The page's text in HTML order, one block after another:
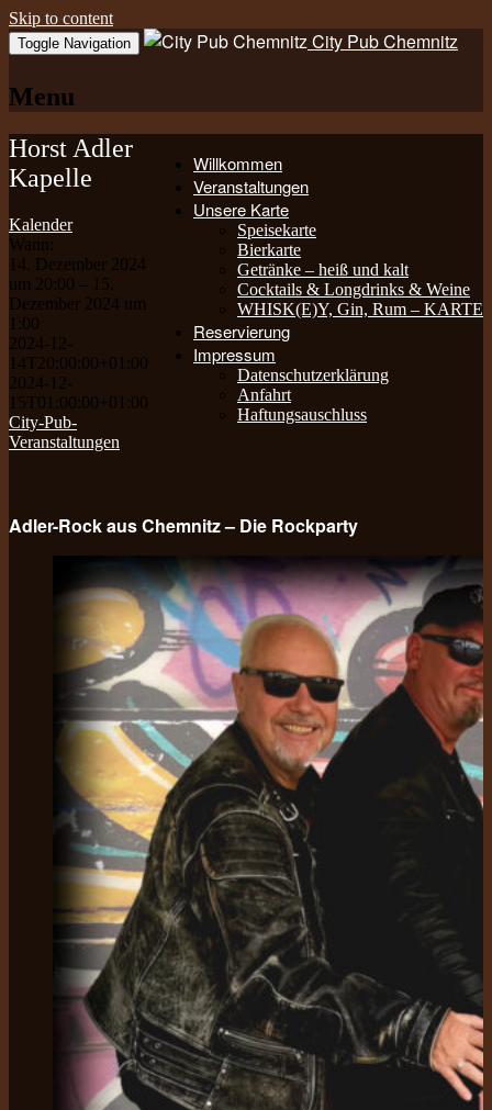
Skip to content
Toggle Navigation City Pub Chemnitz
Menu
Willkommen
Veranstaltungen
Unsere Karte
Speisekarte
Bierkarte
Getränke – heiß und kalt
Cocktails & Longdrinks & Weine
WHISK(E)Y, Gin, Rum – KARTE
Reservierung
Impressum
Datenschutzerklärung
Anfahrt
Haftungsauschluss
Horst Adler
Kapelle
Kalender
Wann:
14. Dezember 2024
um 20:00 – 15.
Dezember 2024 um
1:00
2024-12-
14T20:00:00+01:00
2024-12-
15T01:00:00+01:00
City-Pub-
Veranstaltungen
Adler-Rock aus Chemnitz – Die Rockparty